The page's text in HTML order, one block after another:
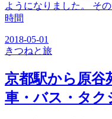
ようになりました。 そ
時間
2018-05-01
きつねと旅
京都駅から原谷
車・バス・タク